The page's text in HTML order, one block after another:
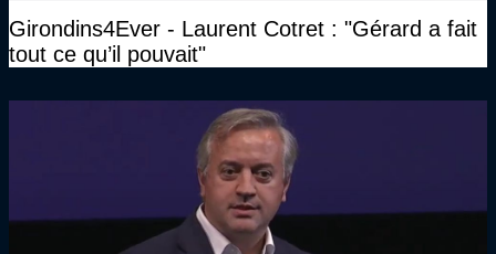
Girondins4Ever - Laurent Cotret : "Gérard a fait
tout ce qu’il pouvait"